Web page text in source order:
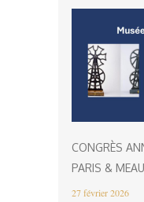
CONGRÈS
PARIS &
27 février 2026